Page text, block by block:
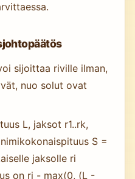
sijoittaa riville ilman,
nuo solut ovat
L, jaksot r1..rk,
S =
jaksolle ri
on ri - max(0, (L -